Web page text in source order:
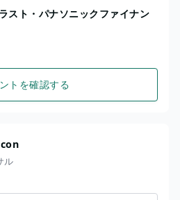
スト・パナソニックファイナン
トを確認する
ル